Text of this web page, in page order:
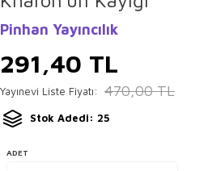
Pinhan Yayıncılık
291,40 TL
Yayınevi Liste Fiyatı: 470,00TL
Stok Adedi: 25
ADET